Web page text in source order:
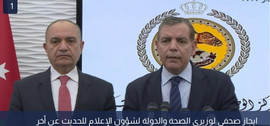
ايجاز صحفي لوزيري الصحة والدولة لشؤون الإعلام للحديث عن أخر
1